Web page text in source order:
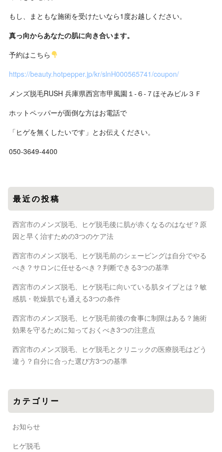
もし、まともな施術を受けたいなら1度お越しください。
真っ向からあなたの肌に向き合います。
予約はこちら
https://beauty.hotpepper.jp/kr/slnH000565741/coupon/
メンズ脱毛RUSH 兵庫県西宮市甲風園１-６-７ほそみビル３Ｆ
ホットペッパーが面倒な方はお電話で
「ヒゲを無くしたいです」とお伝えください。
050-3649-4400
最近の投稿
西宮市のメンズ脱毛、ヒゲ脱毛後に肌が赤くなるのはなぜ？原
因と早く治すための3つのケア法
西宮市のメンズ脱毛、ヒゲ脱毛前のシェービングは自分でやる
べき？サロンに任せるべき？判断できる3つの基準
西宮市のメンズ脱毛、ヒゲ脱毛に向いている肌タイプとは？敏
感肌・乾燥肌でも通える3つの条件
西宮市のメンズ脱毛、ヒゲ脱毛前後の食事に制限はある？施術
効果を守るために知っておくべき3つの注意点
西宮市のメンズ脱毛、ヒゲ脱毛とクリニックの医療脱毛はどう
違う？自分に合った選び方3つの基準
カテゴリー
お知らせ
ヒゲ脱毛